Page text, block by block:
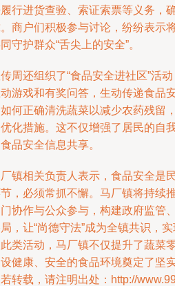
行进货查验、索证索票等义务，
商户们积极参与讨论，纷纷表示
守护群众“舌尖上的安全”。
周还组织了“食品安全进社区”活
游戏和有奖问答，生动传递食品
何正确清洗蔬菜以减少农药残留
化措施。这不仅增强了居民的自
品安全信息共享。
镇相关负责人表示，食品安全是
，必须常抓不懈。马厂镇将持续
协作与公众参与，构建政府监管
，让“尚德守法”成为全镇共识，
类活动，马厂镇不仅提升了蔬菜
健康、安全的食品环境奠定了坚实
转载，请注明出处：http://